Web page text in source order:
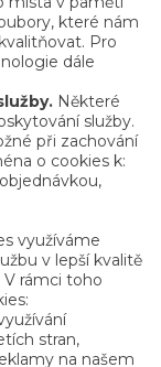
které nám
Pro
dále
Některé
služby.
při zachování
o cookies k:
využíváme
v lepší kvalitě
rámci toho
stran,
na našem